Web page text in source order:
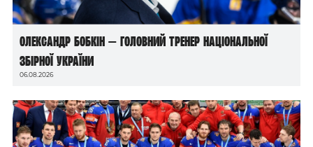
Олександр Бобкін — головний тренер національної
збірної України
06.08.2026